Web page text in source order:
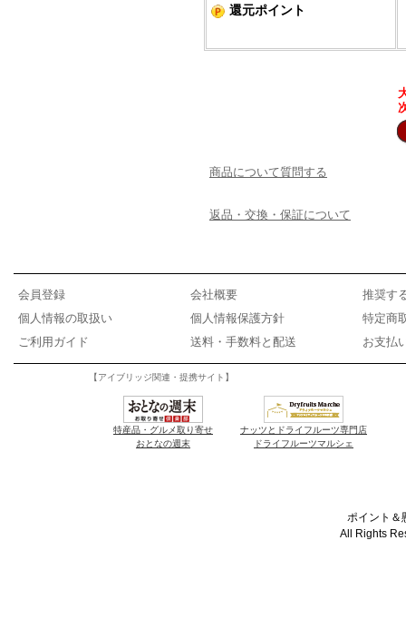
還元ポイント
商品について質問する
返品・交換・保証について
会員登録 会社概要
推奨す
個人情報の取扱い
個人情報保護方針
特定商
ご利用ガイド
送料・手数料と配送 お支払
【アイブリッジ関連・提携サイト】
特産品・グルメ取り寄せ
おとなの週末
ナッツとドライフルーツ専門店
ドライフルーツマルシェ
ポイント＆
All Rights